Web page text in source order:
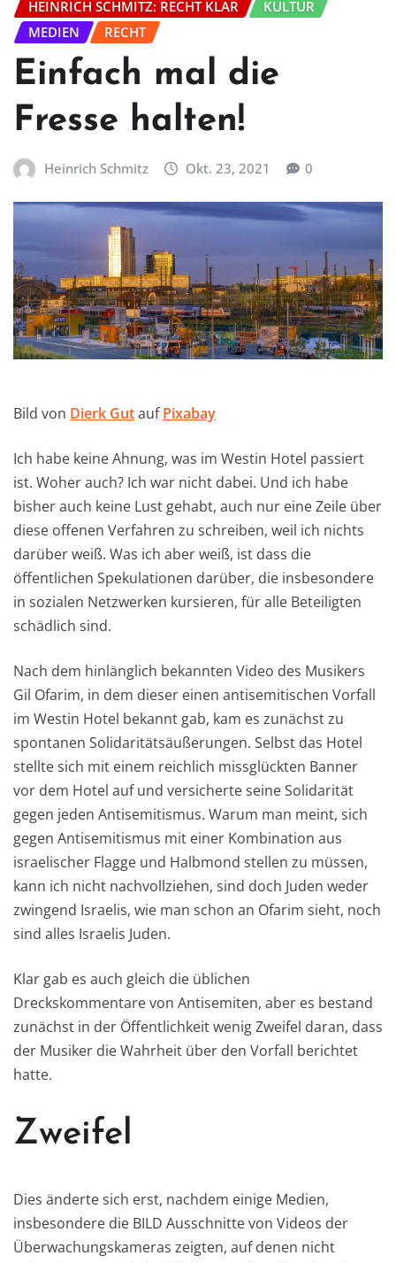
HEINRICH SCHMITZ: RECHT KLAR
KULTUR
MEDIEN
RECHT
Einfach mal die
Fresse halten!
Heinrich Schmitz Okt. 23, 2021 0
Bild von Dierk GutaufPixabay
Ich habe keine Ahnung, was im Westin Hotel passiert
ist. Woher auch? Ich war nicht dabei. Und ich habe
bisher auch keine Lust gehabt, auch nur eine Zeile über
diese offenen Verfahren zu schreiben, weil ich nichts
darüber weiß. Was ich aber weiß, ist dass die
öffentlichen Spekulationen darüber, die insbesondere
in sozialen Netzwerken kursieren, für alle Beteiligten
schädlich sind.
Nach dem hinlänglich bekannten Video des Musikers
Gil Ofarim, in dem dieser einen antisemitischen Vorfall
im Westin Hotel bekannt gab, kam es zunächst zu
spontanen Solidaritätsäußerungen. Selbst das Hotel
stellte sich mit einem reichlich missglückten Banner
vor dem Hotel auf und versicherte seine Solidarität
gegen jeden Antisemitismus. Warum man meint, sich
gegen Antisemitismus mit einer Kombination aus
israelischer Flagge und Halbmond stellen zu müssen,
kann ich nicht nachvollziehen, sind doch Juden weder
zwingend Israelis, wie man schon an Ofarim sieht, noch
sind alles Israelis Juden.
Klar gab es auch gleich die üblichen
Dreckskommentare von Antisemiten, aber es bestand
zunächst in der Öffentlichkeit wenig Zweifel daran, dass
der Musiker die Wahrheit über den Vorfall berichtet
hatte.
Zweifel
Dies änderte sich erst, nachdem einige Medien,
insbesondere die BILD Ausschnitte von Videos der
Überwachungskameras zeigten, auf denen nicht